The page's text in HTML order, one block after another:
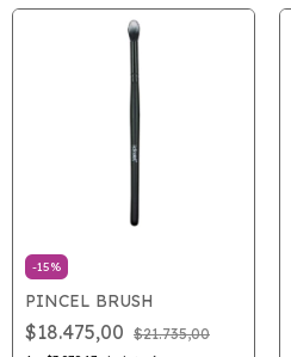
-15%
PINCEL BRUSH
$18.475,00 $21.735,00